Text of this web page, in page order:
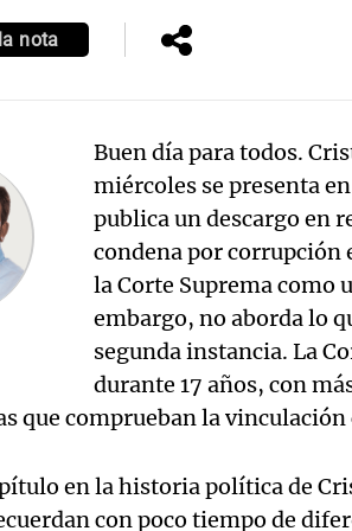
nota
Buen día para todos.
miércoles se presenta
publica un descargo en
condena por corrupción
la Corte Suprema
embargo, no aborda lo
segunda instancia. La
durante 17 años, con
que comprueban la
en la historia política de
con poco tiempo de
Notas
Mundial 2026